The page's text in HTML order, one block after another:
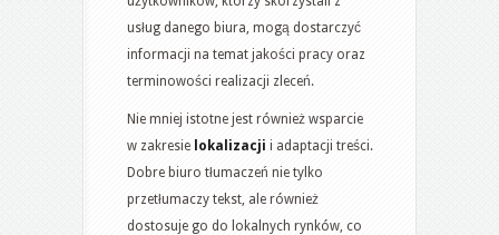
usług danego biura, mogą dostarczyć
informacji na temat jakości pracy oraz
terminowości realizacji zleceń.
Nie mniej istotne jest również wsparcie
w zakresie lokalizacji i adaptacji treści.
Dobre biuro tłumaczeń nie tylko
przetłumaczy tekst, ale również
dostosuje go do lokalnych rynków, co